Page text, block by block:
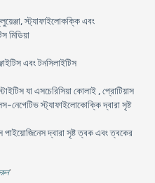
স্ট্যাফাইলোকক্কি এবং
মিডিয়া
এবং টনসিলাইটিস
যা এসচেরিসিয়া কোলাই , প্রোটিয়াস
নেগেটিভ স্ট্যাফাইলোকোক্কি দ্বারা সৃষ্ট
দ্বারা সৃষ্ট ত্বক এবং ত্বকের
'